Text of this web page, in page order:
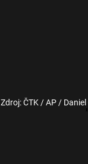
Zdroj: ČTK / AP / Daniel